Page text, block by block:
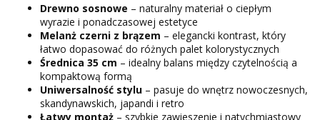
Drewno sosnowe – naturalny materiał o ciepłym
wyrazie i ponadczasowej estetyce
Melanż czerni z brązem – elegancki kontrast, który
łatwo dopasować do różnych palet kolorystycznych
Średnica 35 cm – idealny balans między czytelnością a
kompaktową formą
Uniwersalność stylu – pasuje do wnętrz nowoczesnych,
skandynawskich, japandi i retro
Łatwy montaż – szybkie zawieszenie i natychmiastowy